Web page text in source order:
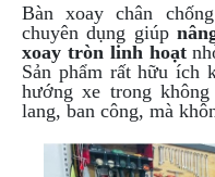
ĐỒ
CHƠI
XE
PHỤ
KIỆN
XSR
155
Bàn xoay chân
chuyên dụng giúp
xoay tròn linh hoạt
Sản phẩm rất hữu ích
hướng xe trong
lang, ban công, mà